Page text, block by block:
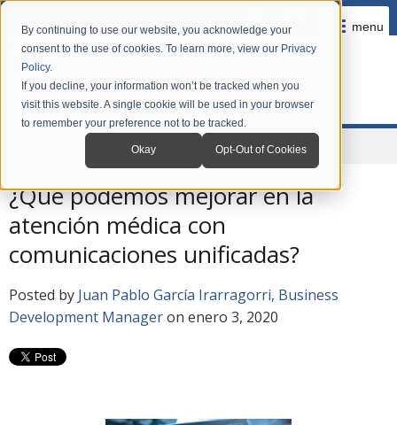
By continuing to use our website, you acknowledge your
consent to the use of cookies. To learn more, view our Privacy
Policy.
If you decline, your information won’t be tracked when you
visit this website. A single cookie will be used in your browser
to remember your preference not to be tracked.
Okay Opt-Out of Cookies
menu
News Blog en Español
¿Qué podemos mejorar en la
atención médica con
comunicaciones unificadas?
Posted by Juan Pablo García Irarragorri, Business
Development Manageron enero 3, 2020